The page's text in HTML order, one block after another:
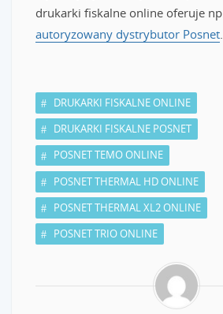
drukarki fiskalne online oferuje np.
autoryzowany dystrybutor Posnet
DRUKARKI FISKALNE ONLINE
DRUKARKI FISKALNE POSNET
POSNET TEMO ONLINE
POSNET THERMAL HD ONLINE
POSNET THERMAL XL2 ONLINE
POSNET TRIO ONLINE